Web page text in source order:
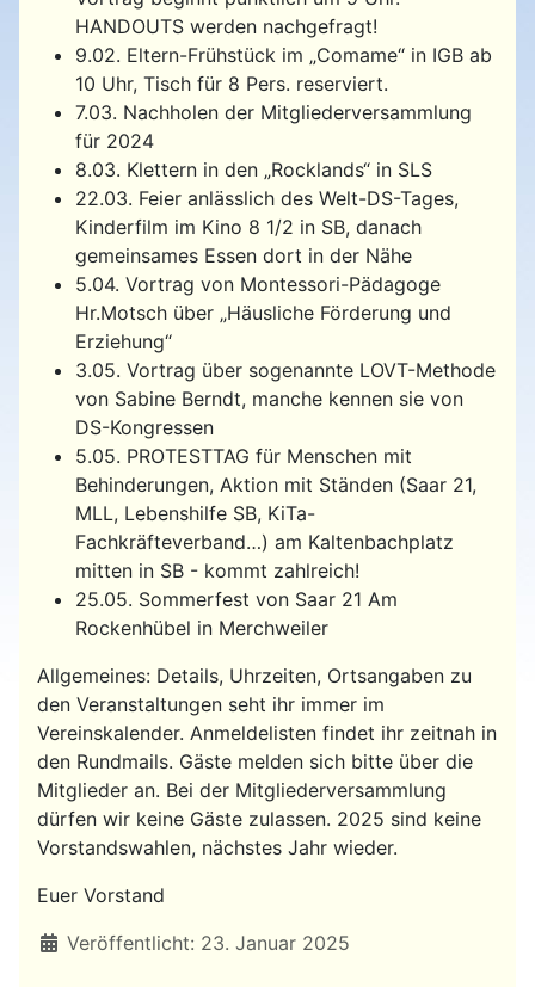
HANDOUTS werden nachgefragt!
9.02. Eltern-Frühstück im „Comame“ in IGB ab
10 Uhr, Tisch für 8 Pers. reserviert.
7.03. Nachholen der Mitgliederversammlung
für 2024
8.03. Klettern in den „Rocklands“ in SLS
22.03. Feier anlässlich des Welt-DS-Tages,
Kinderfilm im Kino 8 1/2 in SB, danach
gemeinsames Essen dort in der Nähe
5.04. Vortrag von Montessori-Pädagoge
Hr.Motsch über „Häusliche Förderung und
Erziehung“
3.05. Vortrag über sogenannte LOVT-Methode
von Sabine Berndt, manche kennen sie von
DS-Kongressen
5.05. PROTESTTAG für Menschen mit
Behinderungen, Aktion mit Ständen (Saar 21,
MLL, Lebenshilfe SB, KiTa-
Fachkräfteverband…) am Kaltenbachplatz
mitten in SB - kommt zahlreich!
25.05. Sommerfest von Saar 21 Am
Rockenhübel in Merchweiler
Allgemeines: Details, Uhrzeiten, Ortsangaben zu
den Veranstaltungen seht ihr immer im
Vereinskalender. Anmeldelisten findet ihr zeitnah in
den Rundmails. Gäste melden sich bitte über die
Mitglieder an. Bei der Mitgliederversammlung
dürfen wir keine Gäste zulassen. 2025 sind keine
Vorstandswahlen, nächstes Jahr wieder.
Euer Vorstand
Details
Veröffentlicht: 23. Januar 2025